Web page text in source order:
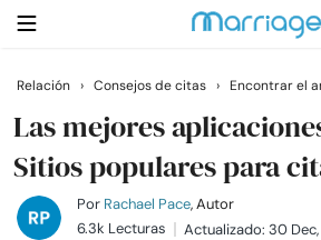
Buscar
Casarse
Relación › Consejos de citas › Encontrar el
Las mejores
Sitios populares para
Por Rachael Pace, Autor
6.3k Lecturas
Actualizado: 30